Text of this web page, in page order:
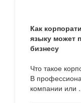
Как
языку может
бизнесу
Что такое
В
компании или